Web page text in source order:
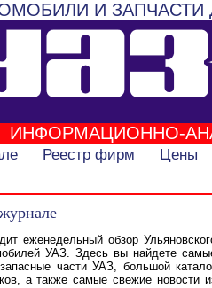
И
ИНФОРМАЦИОННО-
Реестр фирм Цены
еженедельный обзор
УАЗ. Здесь вы найдете
части УАЗ, большой
а также самые свежие новости